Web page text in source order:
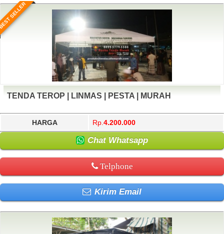
SELLER
TENDA TEROP | LINMAS | PESTA | MURAH
HARGA Rp. 4.200.000
Chat Whatsapp
Telphone
Kirim Email